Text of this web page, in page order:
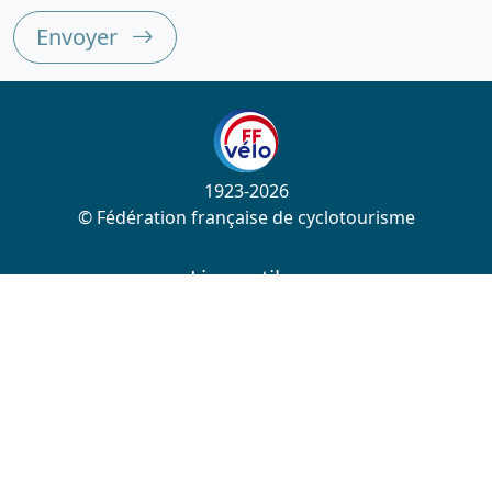
Envoyer
1923-2026
© Fédération française de cyclotourisme
Liens utiles